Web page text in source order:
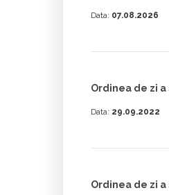
Data: 07.08.2026
Ordinea de zi
Data: 29.09.2022
Ordinea de zi